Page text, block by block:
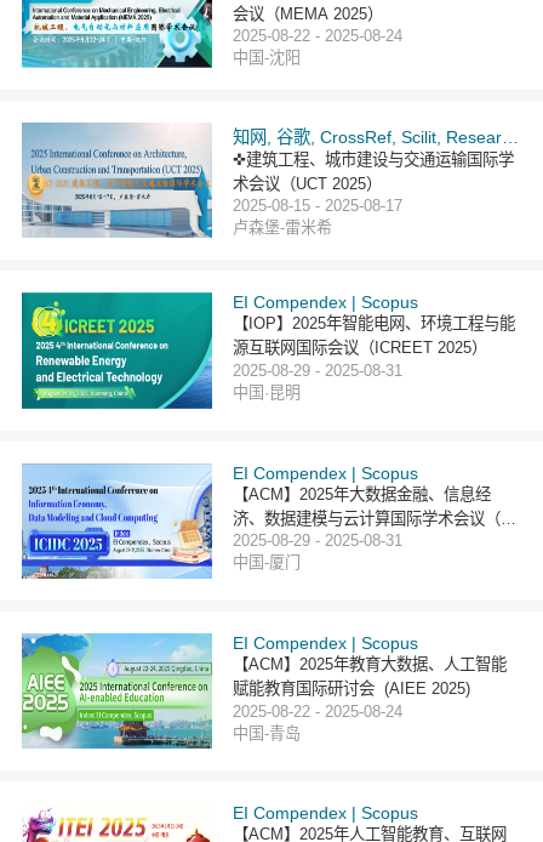
会议（MEMA 2025）
2025-08-22 - 2025-08-24
中国-沈阳
✜建筑工程、城市建设与交通运输国际学
术会议（UCT 2025）
2025-08-15 - 2025-08-17
卢森堡-雷米希
EI Compendex | Scopus
【IOP】2025年智能电网、环境工程与能
源互联网国际会议（ICREET 2025）
2025-08-29 - 2025-08-31
中国·昆明
EI Compendex | Scopus
【ACM】2025年大数据金融、信息经
济、数据建模与云计算国际学术会议（IC
IDC 2025）
2025-08-29 - 2025-08-31
中国-厦门
EI Compendex | Scopus
【ACM】2025年教育大数据、人工智能
赋能教育国际研讨会 (AIEE 2025)
2025-08-22 - 2025-08-24
中国-青岛
EI Compendex | Scopus
【ACM】2025年人工智能教育、互联网